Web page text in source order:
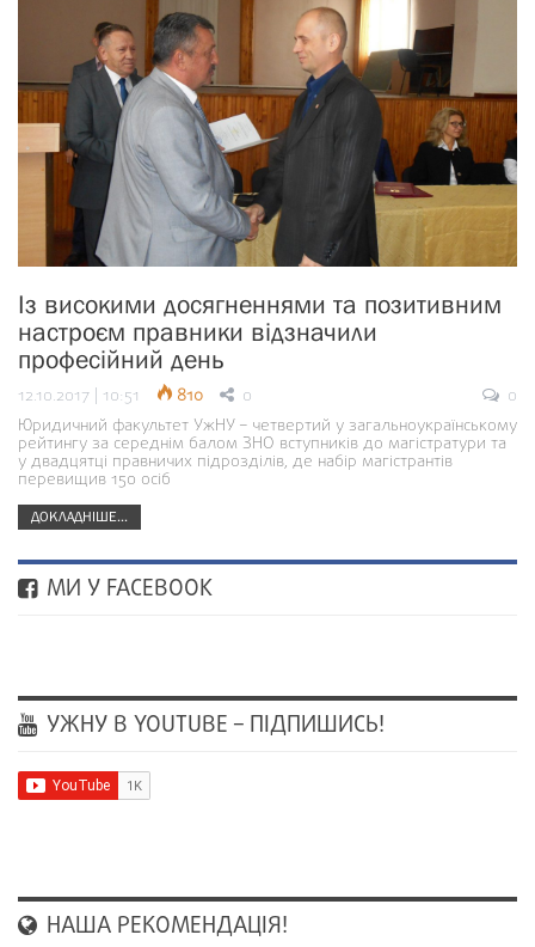
Із високими досягненнями та позитивним
настроєм правники відзначили
професійний день
12.10.2017 | 10:51 810 0
0
Юридичний факультет УжНУ – четвертий у загальноукраїнському
рейтингу за середнім балом ЗНО вступників до магістратури та
у двадцятці правничих підрозділів, де набір магістрантів
перевищив 150 осіб
ДОКЛАДНІШЕ...
МИ У FACEBOOK
УЖНУ В YOUTUBE – ПІДПИШИСЬ!
НАША РЕКОМЕНДАЦІЯ!